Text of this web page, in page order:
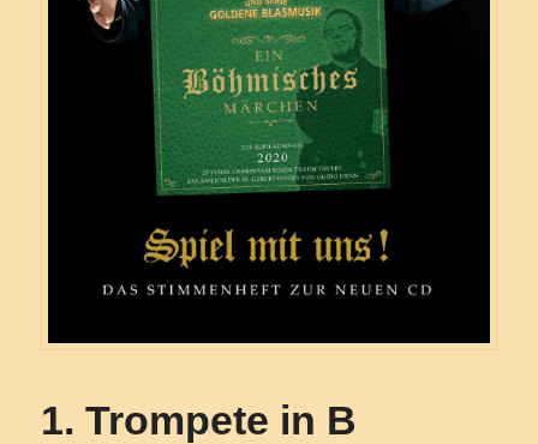
1. Trompete in B